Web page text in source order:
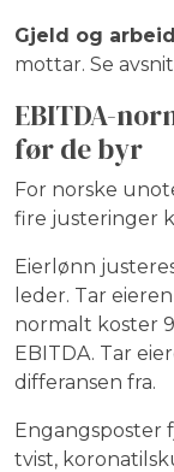
Gjeld og
mottar. Se
EBITDA-
før de byr
For norske
fire justeringer
Eierlønn
leder. Tar
normalt koster
EBITDA. Tar
differansen fra.
Engangsposter
tvist,